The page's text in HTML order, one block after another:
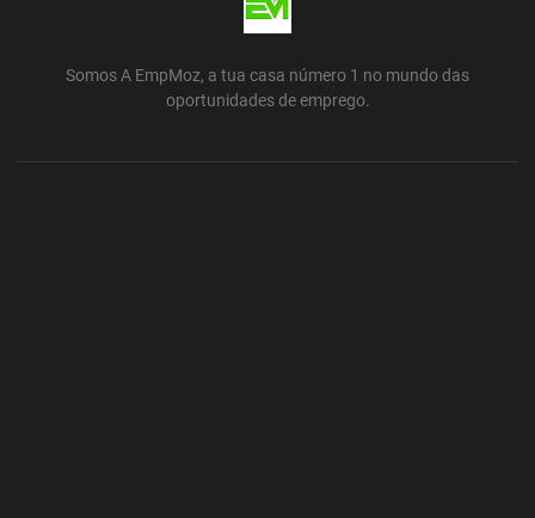
Somos A EmpMoz, a tua casa número 1 no mundo das
oportunidades de emprego.